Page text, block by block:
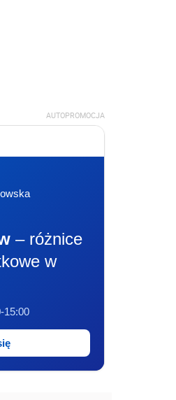
AUTOPROMOCJA
– różnice
w
15:00